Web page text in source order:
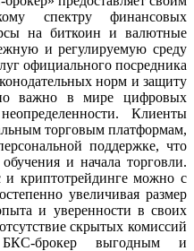
спектру финансовых
на биткоин и валютные
и регулируемую среду
официального посредника
норм и защиту
важно в мире цифровых
Клиенты
торговым платформам,
поддержке, что
и начала торговли.
и криптотрейдинге можно с
увеличивая размер
и уверенности в своих
скрытых комиссий
БКС-брокер выгодным и